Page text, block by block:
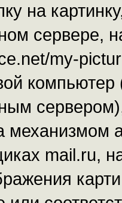
на
сервере,
my-
компьютер
механизмом
mail.ru,